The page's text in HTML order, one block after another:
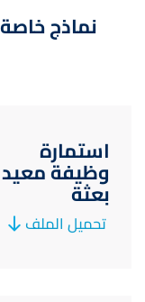
نماذج
استمارة
وظيفة معيد
بعثة
تحميل الملف